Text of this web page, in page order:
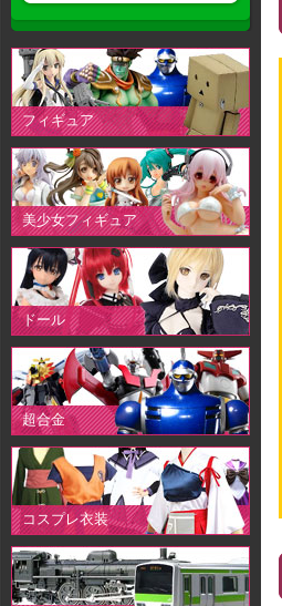
フィギュア
美少女フィギュア
ドール
超合金
コスプレ衣装